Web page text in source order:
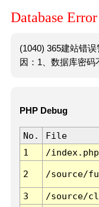
Database Error
(1040) 365建站错
因：1、数据库密码
PHP Debug
No. File
1
/index.php
2 /source/
3 /source/